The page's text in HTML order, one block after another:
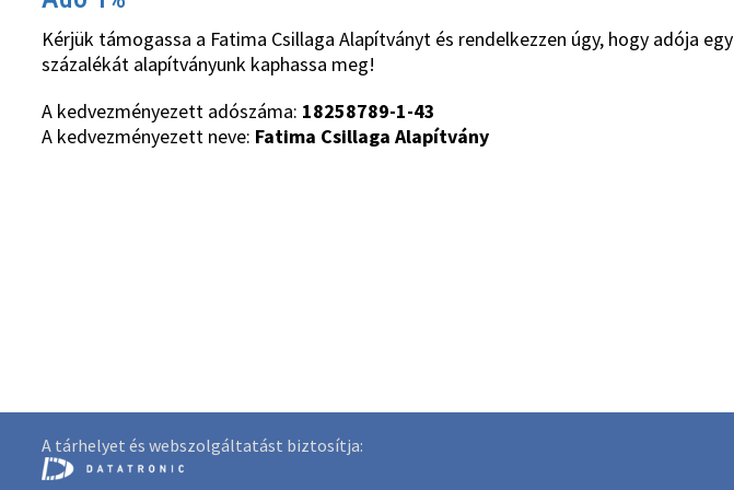
Kérjük támogassa a Fatima Csillaga Alapítványt és rendelkezzen úgy, hogy adója egy
százalékát alapítványunk kaphassa meg!
A kedvezményezett adószáma: 18258789-1-43
A kedvezményezett neve: Fatima Csillaga Alapítvány
A tárhelyet és webszolgáltatást biztosítja: